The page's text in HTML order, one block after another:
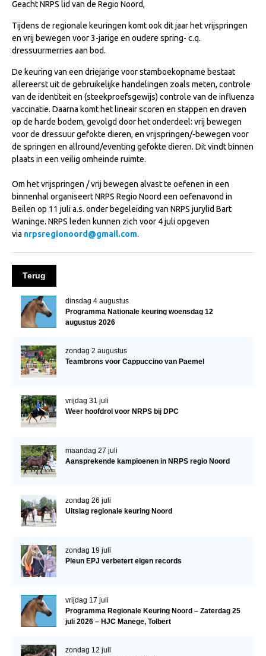
Hengstenkeuring
Regionale Keuringen
Nationale Keuring
Late Veulenkeuring
ABOP
Sport
Wereldkampioenschap Jonge Paarden
Evenementen
Arabian Horse Events
Arabissimo
Veulenregistratie
Veulens en merries
Zoek een NRPS paard
PEDIGREE ONLINE
Onze fokkerij
Fokprogramma's en registratie
NRPS-Boegbeeld
Cornage
Dekhengsten
HENGSTEN ONLINE
Hengstenselectie
Informatie Hengstenkeuring
Geacht NRPS lid van de Regio Noord,
Tijdens de regionale keuringen komt ook dit jaar het vrijspringen
en vrij bewegen voor 3-jarige en oudere spring- c.q.
dressuurmerries aan bod.
De keuring van een driejarige voor stamboekopname bestaat
allereerst uit de gebruikelijke handelingen zoals meten, controle
van de identiteit en (steekproefsgewijs) controle van de influenza
vaccinatie. Daarna komt het lineair scoren en stappen en draven
op de harde bodem, gevolgd door het onderdeel: vrij bewegen
voor de dressuur gefokte dieren, en vrijspringen/-bewegen voor
de springen en allround/eventing gefokte dieren. Dit vindt binnen
plaats in een veilig omheinde ruimte.
Om het vrijspringen / vrij bewegen alvast te oefenen in een
binnenhal organiseert NRPS Regio Noord een oefenavond in
Beilen op 11 juli a.s. onder begeleiding van NRPS jurylid Bart
Waninge. NRPS leden kunnen zich voor 4 juli opgeven
via nrpsregionoord@gmail.com.
Terug
dinsdag 4 augustus
Programma Nationale keuring woensdag 12
augustus 2026
zondag 2 augustus
Teambrons voor Cappuccino van Paemel
vrijdag 31 juli
Weer hoofdrol voor NRPS bij DPC
maandag 27 juli
Aansprekende kampioenen in NRPS regio Noord
zondag 26 juli
Uitslag regionale keuring Noord
zondag 19 juli
Pleun EPJ verbetert eigen records
vrijdag 17 juli
Programma Regionale Keuring Noord – Zaterdag 25
juli 2026 – HJC Manege, Tolbert
zondag 12 juli